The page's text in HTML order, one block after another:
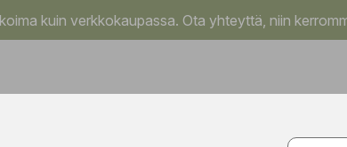
kuin verkkokaupassa. Ota yhteyttä, niin